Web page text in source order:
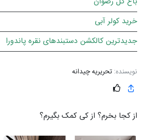
خرید کولر آبی
جدیدترین کالکشن دستبندهای نقره پاندورا
نویسنده: تحریریه چیدانه
از کجا بخرم؟ از کی کمک بگیرم؟